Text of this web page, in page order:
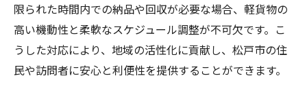
限られた時間内での納品や回収が必要な場合、軽貨物の
高い機動性と柔軟なスケジュール調整が不可欠です。こ
うした対応により、地域の活性化に貢献し、松戸市の住
民や訪問者に安心と利便性を提供することができます。